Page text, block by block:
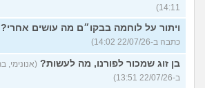
14:11)
ויתור על לוחמה בבקו״ם מה עושים אחרי?
כתבה ב-22/07/26 14:02)
בן זוג שמכור לפורנו, מה לעשות?
ב-22/07/26 13:51)